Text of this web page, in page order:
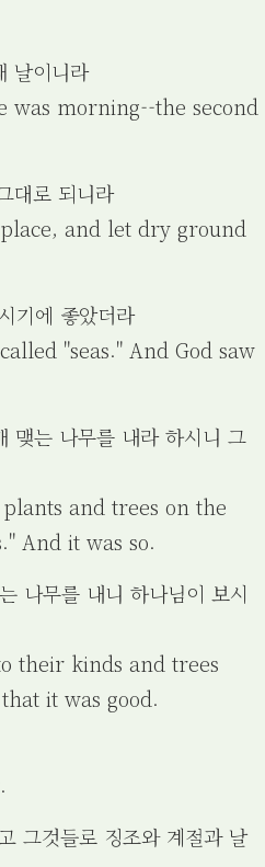
날이니라
was morning--the second
대로 되니라
and let dry ground
기에 좋았더라
"seas." And God saw
맺는 나무를 내라 하시니 그
and trees on the
And it was so.
나무를 내니 하나님이 보시
their kinds and trees
it was good.
그것들로 징조와 계절과 날